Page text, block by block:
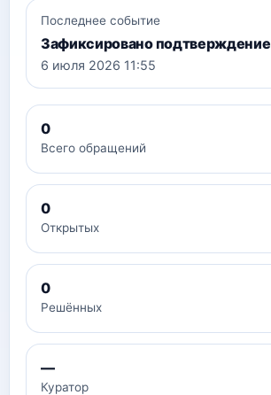
Последнее событие
Зафиксировано подтверждение
6 июля 2026 11:55
0
Всего обращений
0
Открытых
0
Решённых
—
Куратор